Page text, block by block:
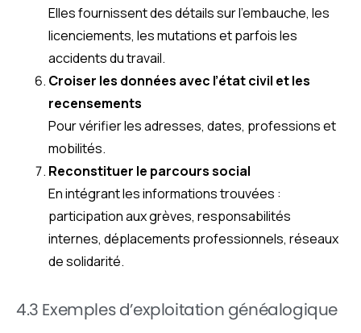
Elles fournissent des détails sur l’embauche, les
licenciements, les mutations et parfois les
accidents du travail.
Croiser les données avec l’état civil et les
recensements
Pour vérifier les adresses, dates, professions et
mobilités.
Reconstituer le parcours social
En intégrant les informations trouvées :
participation aux grèves, responsabilités
internes, déplacements professionnels, réseaux
de solidarité.
4.3 Exemples d’exploitation généalogique